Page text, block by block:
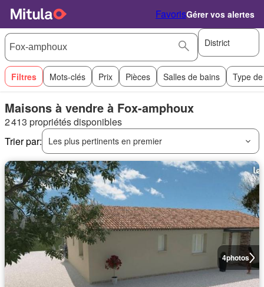
FavorisGérer vos alertes
District
Filtres Mots-clés Prix Pièces Salles de bains Type
Maisons à vendre à Fox-amphoux
2 413 propriétés disponibles
Trier par:
Les plus pertinents en premier
4photos